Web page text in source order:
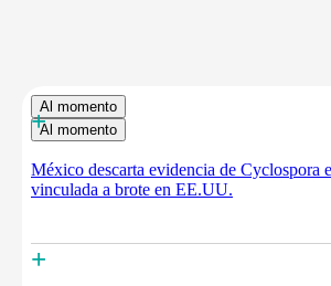
Al momento
Al momento
+
México descarta evidencia de Cyclospora
vinculada a brote en EE.UU.
+